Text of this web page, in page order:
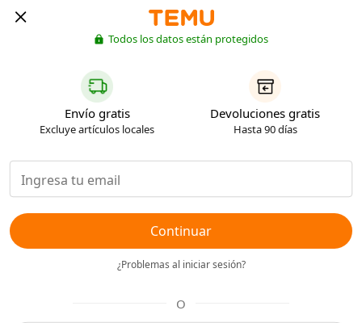
Todos los datos están protegidos
Envío gratis
Excluye artículos locales
Devoluciones gratis
Hasta 90 días
Continuar
¿Problemas al iniciar sesión?
O